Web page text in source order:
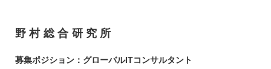
野村総合研究所
募集ポジション：グローバルITコンサルタント